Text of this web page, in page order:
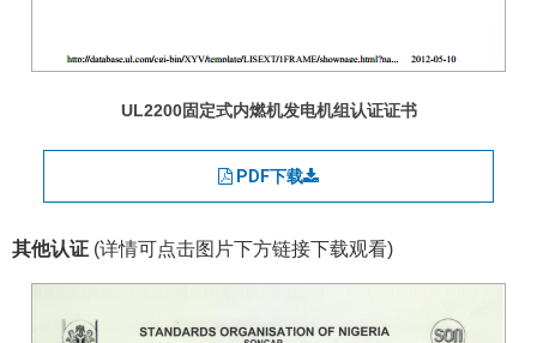
UL2200固定式内燃机发电机组认证证书
PDF下载
其他认证 (详情可点击图片下方链接下载观看)